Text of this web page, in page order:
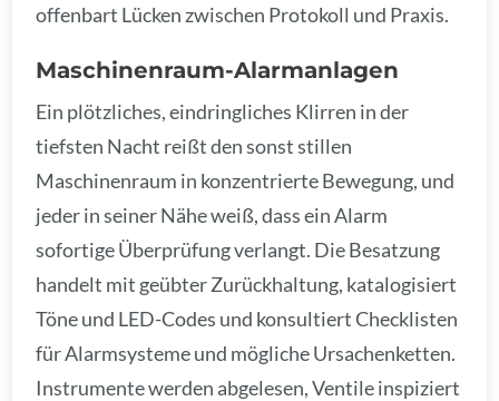
offenbart Lücken zwischen Protokoll und Praxis.
Maschinenraum-Alarmanlagen
Ein plötzliches, eindringliches Klirren in der
tiefsten Nacht reißt den sonst stillen
Maschinenraum in konzentrierte Bewegung, und
jeder in seiner Nähe weiß, dass ein Alarm
sofortige Überprüfung verlangt. Die Besatzung
handelt mit geübter Zurückhaltung, katalogisiert
Töne und LED-Codes und konsultiert Checklisten
für Alarmsysteme und mögliche Ursachenketten.
Instrumente werden abgelesen, Ventile inspiziert